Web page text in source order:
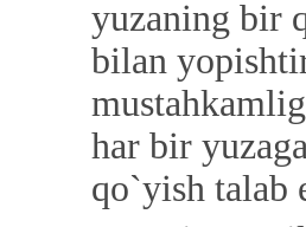
yuzaning bir
bilan
har bir
qo`yish talab